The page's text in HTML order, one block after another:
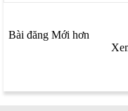
Bài đăng Mới hơn